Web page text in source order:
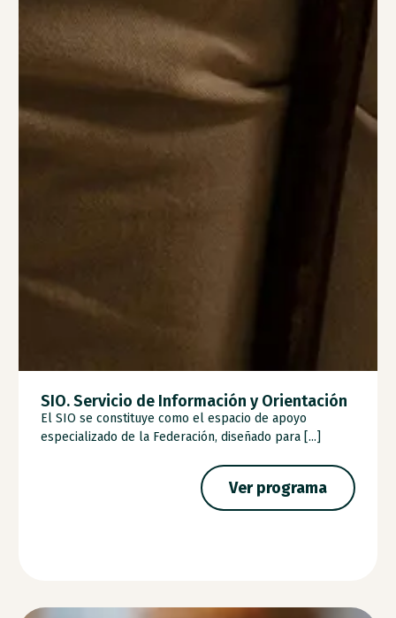
SIO. Servicio de Información y Orientación
El SIO se constituye como el espacio de apoyo
especializado de la Federación, diseñado para [...]
Ver programa